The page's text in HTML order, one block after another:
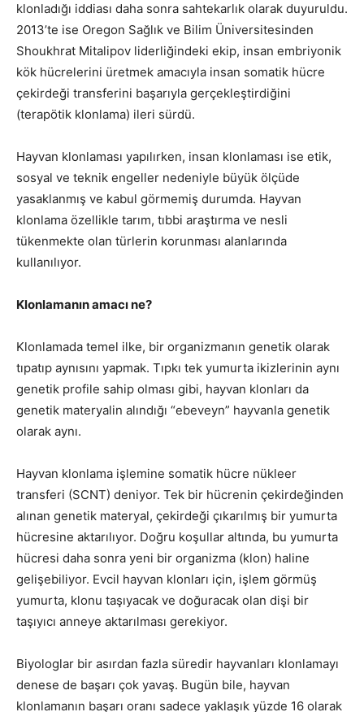
klonladığı iddiası daha sonra sahtekarlık olarak duyuruldu.
2013’te ise Oregon Sağlık ve Bilim Üniversitesinden
Shoukhrat Mitalipov liderliğindeki ekip, insan embriyonik
kök hücrelerini üretmek amacıyla insan somatik hücre
çekirdeği transferini başarıyla gerçekleştirdiğini
(terapötik klonlama) ileri sürdü.
Hayvan klonlaması yapılırken, insan klonlaması ise etik,
sosyal ve teknik engeller nedeniyle büyük ölçüde
yasaklanmış ve kabul görmemiş durumda. Hayvan
klonlama özellikle tarım, tıbbi araştırma ve nesli
tükenmekte olan türlerin korunması alanlarında
kullanılıyor.
Klonlamanın amacı ne?
Klonlamada temel ilke, bir organizmanın genetik olarak
tıpatıp aynısını yapmak. Tıpkı tek yumurta ikizlerinin aynı
genetik profile sahip olması gibi, hayvan klonları da
genetik materyalin alındığı “ebeveyn” hayvanla genetik
olarak aynı.
Hayvan klonlama işlemine somatik hücre nükleer
transferi (SCNT) deniyor. Tek bir hücrenin çekirdeğinden
alınan genetik materyal, çekirdeği çıkarılmış bir yumurta
hücresine aktarılıyor. Doğru koşullar altında, bu yumurta
hücresi daha sonra yeni bir organizma (klon) haline
gelişebiliyor. Evcil hayvan klonları için, işlem görmüş
yumurta, klonu taşıyacak ve doğuracak olan dişi bir
taşıyıcı anneye aktarılması gerekiyor.
Biyologlar bir asırdan fazla süredir hayvanları klonlamayı
denese de başarı çok yavaş. Bugün bile, hayvan
klonlamanın başarı oranı sadece yaklaşık yüzde 16 olarak